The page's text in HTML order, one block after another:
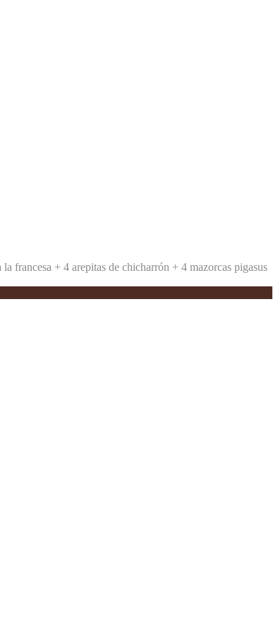
la francesa + 4 arepitas de chicharrón + 4 mazorcas pigasus